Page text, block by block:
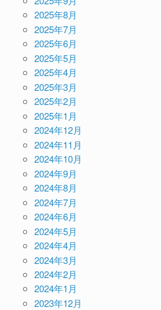
2025年8月
2025年7月
2025年6月
2025年5月
2025年4月
2025年3月
2025年2月
2025年1月
2024年12月
2024年11月
2024年10月
2024年9月
2024年8月
2024年7月
2024年6月
2024年5月
2024年4月
2024年3月
2024年2月
2024年1月
2023年12月